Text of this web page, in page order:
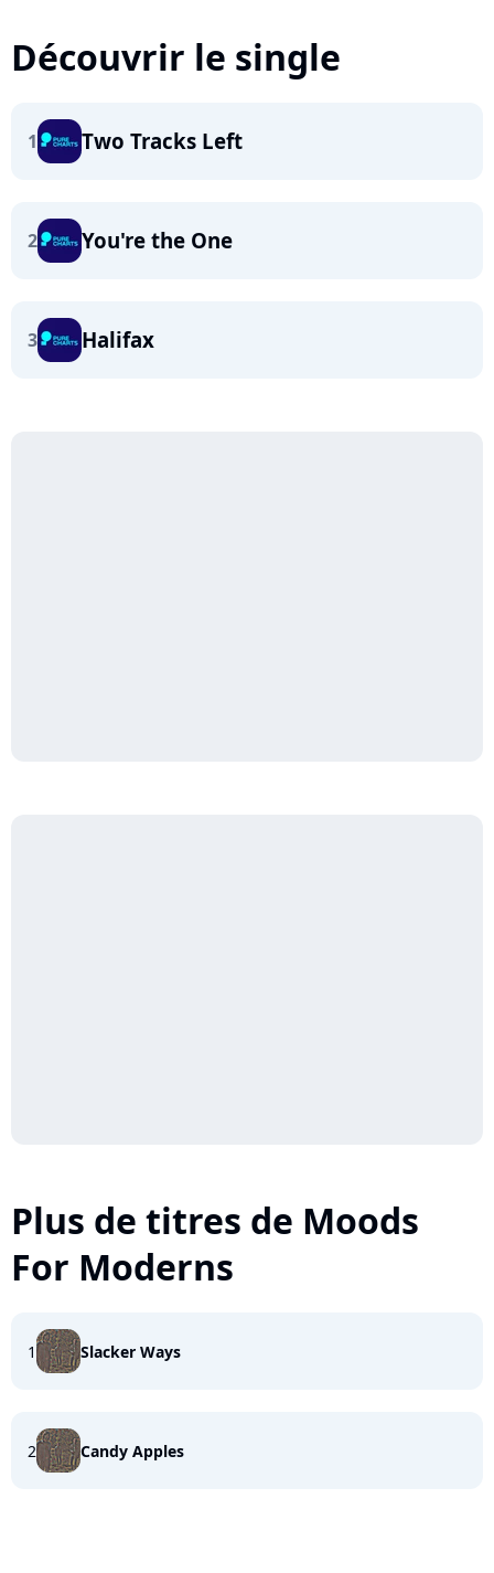
Découvrir le single
1 Two Tracks Left
2 You're the One
3 Halifax
Plus de titres de Moods
For Moderns
1 Slacker Ways
2 Candy Apples